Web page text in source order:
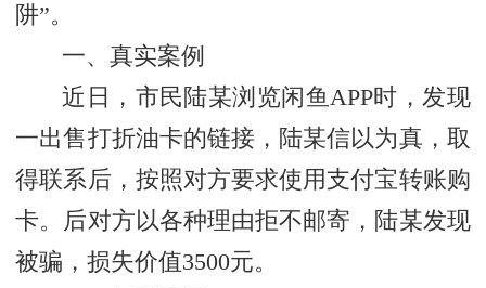
阱”。
一、真实案例
近日，市民陆某浏览闲鱼APP时，发现
一出售打折油卡的链接，陆某信以为真，取
得联系后，按照对方要求使用支付宝转账购
卡。后对方以各种理由拒不邮寄，陆某发现
被骗，损失价值3500元。